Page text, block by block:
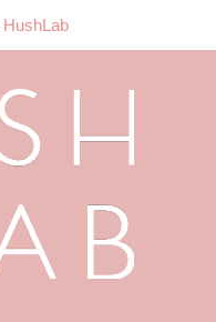
HushLab